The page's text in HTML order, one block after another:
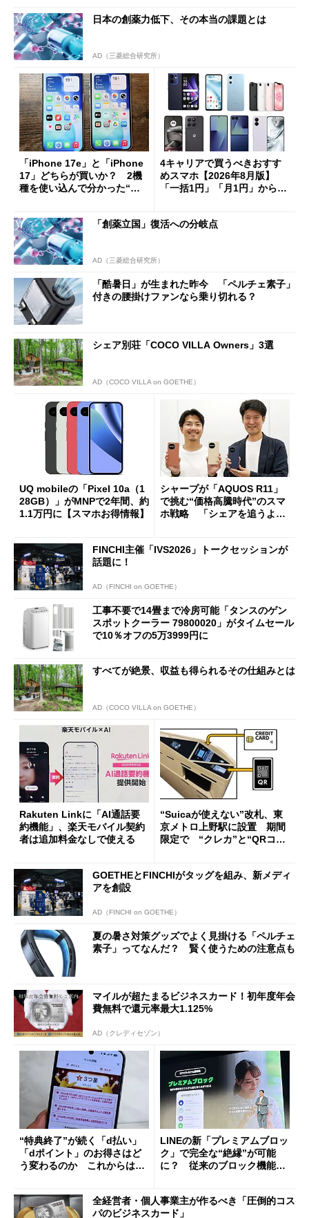
日本の創薬力低下、その本当の課題とは
AD（三菱総合研究所）
「iPhone 17e」と「iPhone
17」どちらが買いか？ 2機
種を使い込んで分かった“ス
4キャリアで買うべきおすす
めスマホ【2026年8月版】
「一括1円」「月1円」からお
「創薬立国」復活への分岐点
AD（三菱総合研究所）
「酷暑日」が生まれた昨今 「ペルチェ素子」
付きの腰掛けファンなら乗り切れる？
シェア別荘「COCO VILLA Owners」3選
AD（COCO VILLA on GOETHE）
UQ mobileの「Pixel 10a（1
28GB）」がMNPで2年間、約
1.1万円に【スマホお得情報】
シャープが「AQUOS R11」
で挑む“価格高騰時代”のスマ
ホ戦略 「シェアを追うより
FINCHI主催「IVS2026」トークセッションが
話題に！
AD（FINCHI on GOETHE）
工事不要で14畳まで冷房可能「タンスのゲン
スポットクーラー 79800020」がタイムセール
で10％オフの5万3999円に
すべてが絶景、収益も得られるその仕組みとは
AD（COCO VILLA on GOETHE）
Rakuten Linkに「AI通話要
約機能」、楽天モバイル契約
者は追加料金なしで使える
“Suicaが使えない”改札、東
京メトロ上野駅に設置 期間
限定で “クレカ”と“QRコー
GOETHEとFINCHIがタッグを組み、新メディ
アを創設
AD（FINCHI on GOETHE）
夏の暑さ対策グッズでよく見掛ける「ペルチェ
素子」ってなんだ？ 賢く使うための注意点も
マイルが超たまるビジネスカード！初年度年会
費無料で還元率最大1.125%
AD（クレディセゾン）
“特典終了”が続く「d払い」
「dポイント」のお得さはど
う変わるのか これからは
LINEの新「プレミアムブロッ
ク」で完全な“絶縁”が可能
に？ 従来のブロック機能と
全経営者・個人事業主が作るべき「圧倒的コス
パのビジネスカード」